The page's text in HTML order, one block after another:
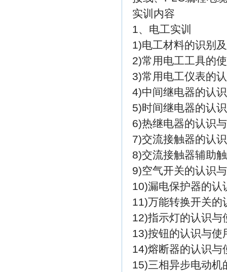
实训内容
1、电工实训
1)电工材料的识别
2)常用电工工具的
3)常用电工仪表的
4)中间继电器的认
5)时间继电器的认
6)热继电器的认识
7)交流接触器的认
8)交流接触器辅助
9)空气开关的认识
10)漏电保护器的认
11)万能转换开关的
12)指示灯的认识与
13)按钮的认识与使
14)熔断器的认识与
15)三相异步电动机